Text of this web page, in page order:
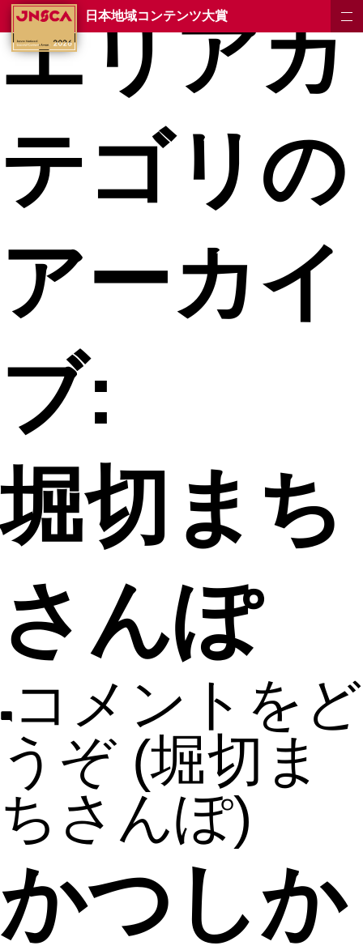
日本地域コンテンツ大賞
エリアカ
テゴリの
アーカイ
ブ:
堀切まち
さんぽ
コメントをど
うぞ (堀切ま
ちさんぽ)
かつしか